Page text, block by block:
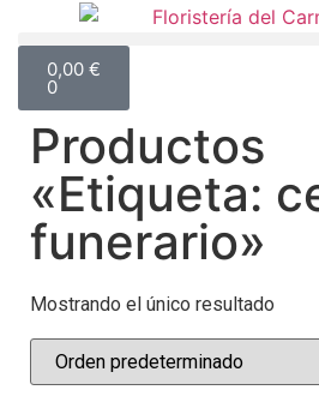
0,00 €
0
Productos
«Etiqueta:
funerario»
Mostrando el único resultado